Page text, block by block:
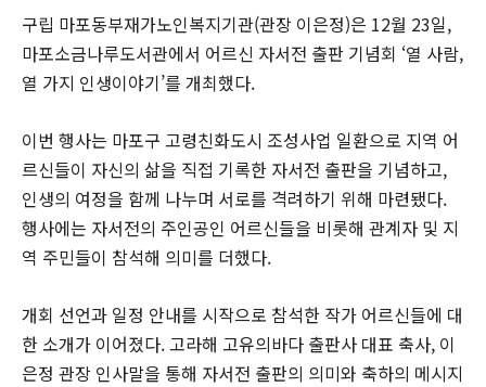
구립 마포동부재가노인복지기관(관장 이은정)은 12월 23일,
마포소금나루도서관에서 어르신 자서전 출판 기념회 ‘열 사람,
열 가지 인생이야기’를 개최했다.
이번 행사는 마포구 고령친화도시 조성사업 일환으로 지역 어
르신들이 자신의 삶을 직접 기록한 자서전 출판을 기념하고,
인생의 여정을 함께 나누며 서로를 격려하기 위해 마련됐다.
행사에는 자서전의 주인공인 어르신들을 비롯해 관계자 및 지
역 주민들이 참석해 의미를 더했다.
개회 선언과 일정 안내를 시작으로 참석한 작가 어르신들에 대
한 소개가 이어졌다. 고라해 고유의바다 출판사 대표 축사, 이
은정 관장 인사말을 통해 자서전 출판의 의미와 축하의 메시지